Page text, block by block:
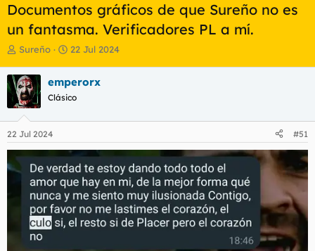
Documentos gráficos de que Sureño no es
un fantasma. Verificadores PL a mí.
I
i
c
i
a
d
o
r
d
e
Sureño
F
h
a
e
n
c
i
o
22 Jul 2024
emperorx
Clásico
22 Jul 2024 #51